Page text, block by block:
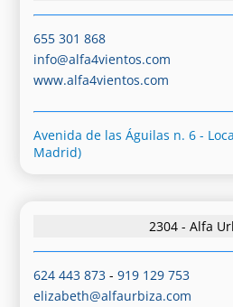
655 301 868
info@alfa4vientos.com
www.alfa4vientos.com
Avenida de las Águilas n. 6 -
Madrid)
2304 - Alfa
624 443 873 -919 129 753
elizabeth@alfaurbiza.com